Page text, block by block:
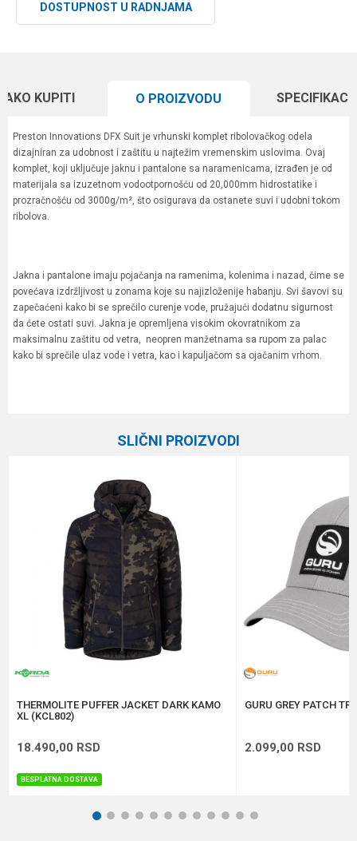
DOSTUPNOST U RADNJAMA
KUPITI O PROIZVODU
Preston Innovations DFX Suit je vrhunski komplet ribolovačkog odela
dizajniran za udobnost i zaštitu u najtežim vremenskim uslovima. Ovaj
komplet, koji uključuje jaknu i pantalone sa naramenicama, izrađen je od
materijala sa izuzetnom vodootpornošću od 20,000mm hidrostatike i
prozračnošću od 3000g/m², što osigurava da ostanete suvi i udobni tokom
ribolova.
Jakna i pantalone imaju pojačanja na ramenima, kolenima i nazad, čime se
povećava izdržljivost u zonama koje su najizloženije habanju. Svi šavovi su
zapečaćeni kako bi se sprečilo curenje vode, pružajući dodatnu sigurnost
da ćete ostati suvi. Jakna je opremljena visokim okovratnikom za
maksimalnu zaštitu od vetra, neopren manžetnama sa rupom za palac
kako bi sprečile ulaz vode i vetra, kao i kapuljačom sa ojačanim vrhom.
Anti-spam zaštita - izračunajte koliko je 6 - 1 :
POŠALJI
SLIČNI PROIZVODI
THERMOLITE PUFFER JACKET DARK KAMO
XL (KCL802)
18.490,00 RSD
BESPLATNA DOSTAVA
GURU GREY PATCH
2.099,00 RSD
1 2 3 4 5 6 7 8 9 101112